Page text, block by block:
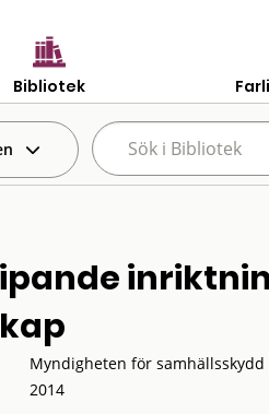
Bibliotek
Myndigheten för samhällsskydd
2014